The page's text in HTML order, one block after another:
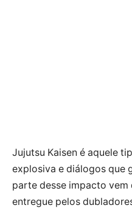
Jujutsu Kaisen é aquele
explosiva e diálogos que
parte desse impacto vem
entregue pelos